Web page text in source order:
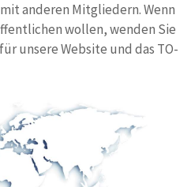
anderen Mitgliedern. Wenn
wollen, wenden Sie
für unsere Website und das TO-